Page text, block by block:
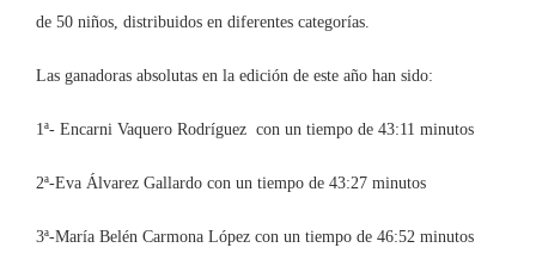
de 50 niños, distribuidos en diferentes categorías.
Las ganadoras absolutas en la edición de este año han sido:
1ª- Encarni Vaquero Rodríguez con un tiempo de 43:11 minutos
2ª-Eva Álvarez Gallardo con un tiempo de 43:27 minutos
3ª-María Belén Carmona López con un tiempo de 46:52 minutos